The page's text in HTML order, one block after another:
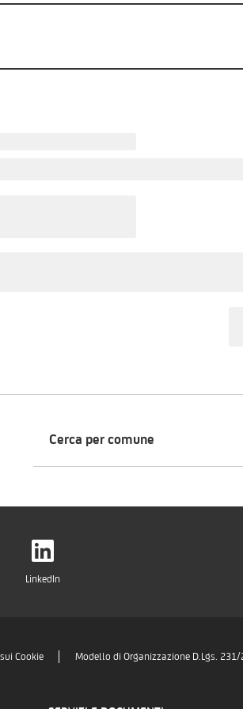
Cerca per comune
LinkedIn
Cookie Modello di Organizzazione D.Lgs.